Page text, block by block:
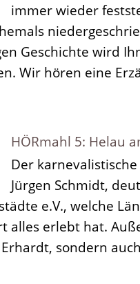
immer wieder
Geschichte wird
Wir hören eine
HÖRmahl 5: Helau
Der
Jürgen Schmidt,
e.V., welche
alles erlebt hat.
sondern